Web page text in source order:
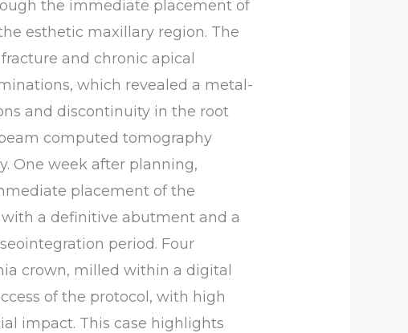
the immediate placement of
esthetic maxillary region. The
and chronic apical
which revealed a metal-
and discontinuity in the root
computed tomography
One week after planning,
placement of the
a definitive abutment and a
period. Four
crown, milled within a digital
of the protocol, with high
impact. This case highlights